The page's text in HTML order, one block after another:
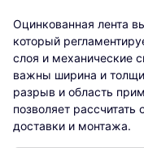
Оцинкованная лента
который
слоя и механические
важны ширина и
разрыв и область
позволяет
доставки и монтажа.